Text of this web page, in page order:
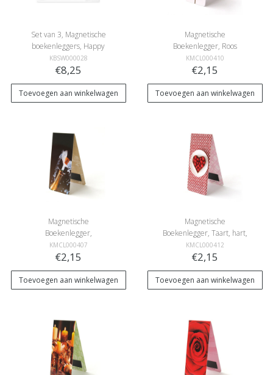
Set van 3, Magnetische
boekenleggers, Happy
Birthday
KBSW000028
€8,25
Toevoegen aan winkelwagen
Magnetische
Boekenlegger, Roos
KMCL000410
€2,15
Toevoegen aan winkelwagen
Magnetische
Boekenlegger,
Champagne
KMCL000407
€2,15
Toevoegen aan winkelwagen
Magnetische
Boekenlegger, Taart, hart,
Rood
KMCL000412
€2,15
Toevoegen aan winkelwagen